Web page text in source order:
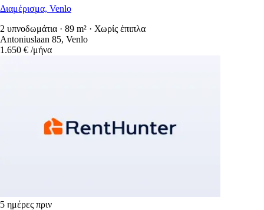
Διαμέρισμα, Venlo
2 υπνοδωμάτια · 89 m² · Χωρίς έπιπλα
Antoniuslaan 85, Venlo
1.650 € /μήνα
5 ημέρες πριν